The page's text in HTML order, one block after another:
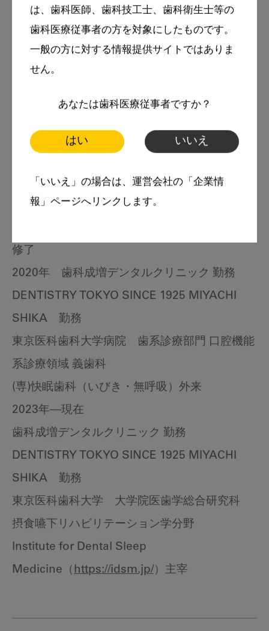
は、歯科医師、歯科技工士、歯科衛生士等の
歯科医療従事者の方を対象にしたものです。
一般の方に対する情報提供サイトではありま
せん。
あなたは歯科医療従事者ですか？
はい いいえ
「いいえ」の場合は、運営会社の「企業情
報」ページへリンクします。
歯科医師
2015年 東京医科歯科大学歯学部歯学科 卒業
2018年 カリフォルニア大学ロサンゼルス校歯
2020年 カリフォルニア大学ロサンゼルス校歯
修了
2020年 歯科成増デンタルクリニック 勤務
DENTISTRY TOKYO SINCE 1925 MIYACHI
SHIKA 勤務
東京医科歯科大学病院 歯系診療部門 口腔機能
系診療領域 義歯科
(専)快眠歯科（いびき・無呼吸）外来
2023年―現在
歯科成増デンタルクリニック 勤務
DENTISTRY TOKYO SINCE 1925 MIYACHI
SHIKA 勤務
東京医科歯科大学 大学院医歯学総合研究科
摂食嚥下リハビリテーション学分野
Institute for Dental Sleep
Medicine（ https://idsm.jp/ ）主宰